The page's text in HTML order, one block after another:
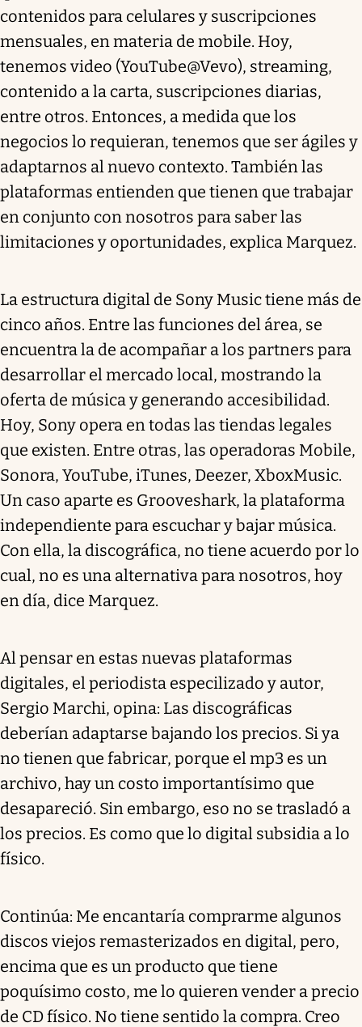
contenidos para celulares y suscripciones
mensuales, en materia de mobile. Hoy,
tenemos video (YouTube@Vevo), streaming,
contenido a la carta, suscripciones diarias,
entre otros. Entonces, a medida que los
negocios lo requieran, tenemos que ser ágiles y
adaptarnos al nuevo contexto. También las
plataformas entienden que tienen que trabajar
en conjunto con nosotros para saber las
limitaciones y oportunidades, explica Marquez.
La estructura digital de Sony Music tiene más de
cinco años. Entre las funciones del área, se
encuentra la de acompañar a los partners para
desarrollar el mercado local, mostrando la
oferta de música y generando accesibilidad.
Hoy, Sony opera en todas las tiendas legales
que existen. Entre otras, las operadoras Mobile,
Sonora, YouTube, iTunes, Deezer, XboxMusic.
Un caso aparte es Grooveshark, la plataforma
independiente para escuchar y bajar música.
Con ella, la discográfica, no tiene acuerdo por lo
cual, no es una alternativa para nosotros, hoy
en día, dice Marquez.
Al pensar en estas nuevas plataformas
digitales, el periodista especilizado y autor,
Sergio Marchi, opina: Las discográficas
deberían adaptarse bajando los precios. Si ya
no tienen que fabricar, porque el mp3 es un
archivo, hay un costo importantísimo que
desapareció. Sin embargo, eso no se trasladó a
los precios. Es como que lo digital subsidia a lo
físico.
Continúa: Me encantaría comprarme algunos
discos viejos remasterizados en digital, pero,
encima que es un producto que tiene
poquísimo costo, me lo quieren vender a precio
de CD físico. No tiene sentido la compra. Creo